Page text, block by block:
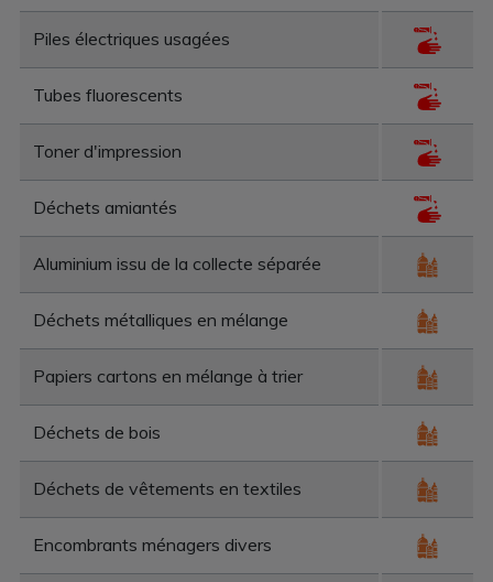
Piles électriques usagées
Tubes fluorescents
Toner d'impression
Déchets amiantés
Aluminium issu de la collecte séparée
Déchets métalliques en mélange
Papiers cartons en mélange à trier
Déchets de bois
Déchets de vêtements en textiles
Encombrants ménagers divers